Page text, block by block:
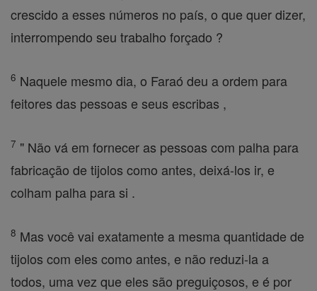
crescido a esses números no país, o que quer dizer,
interrompendo seu trabalho forçado ?
6 Naquele mesmo dia, o Faraó deu a ordem para
feitores das pessoas e seus escribas ,
7 " Não vá em fornecer as pessoas com palha para
fabricação de tijolos como antes, deixá-los ir, e
colham palha para si .
8 Mas você vai exatamente a mesma quantidade de
tijolos com eles como antes, e não reduzi-la a
todos, uma vez que eles são preguiçosos, e é por